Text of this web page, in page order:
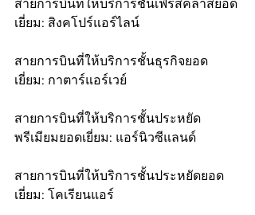
สายการบินที่ให้บริการชั้นเฟิร์สคลาสยอด
เยี่ยม: สิงคโปร์แอร์ไลน์
สายการบินที่ให้บริการชั้นธุรกิจยอด
เยี่ยม: กาตาร์แอร์เวย์
สายการบินที่ให้บริการชั้นประหยัด
พรีเมียมยอดเยี่ยม: แอร์นิวซีแลนด์
สายการบินที่ให้บริการชั้นประหยัดยอด
เยี่ยม: โคเรียนแอร์